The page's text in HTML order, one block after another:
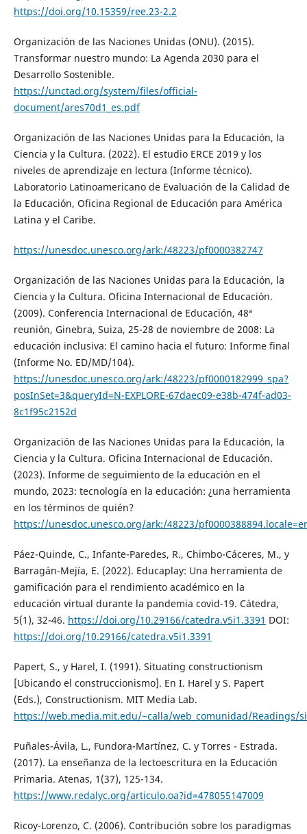
https://doi.org/10.15359/ree.23-2.2
Organización de las Naciones Unidas (ONU). (2015).
Transformar nuestro mundo: La Agenda 2030 para el
Desarrollo Sostenible.
https://unctad.org/system/files/official-
document/ares70d1_es.pdf
Organización de las Naciones Unidas para la Educación, la
Ciencia y la Cultura. (2022). El estudio ERCE 2019 y los
niveles de aprendizaje en lectura (Informe técnico).
Laboratorio Latinoamericano de Evaluación de la Calidad de
la Educación, Oficina Regional de Educación para América
Latina y el Caribe.
https://unesdoc.unesco.org/ark:/48223/pf0000382747
Organización de las Naciones Unidas para la Educación, la
Ciencia y la Cultura. Oficina Internacional de Educación.
(2009). Conferencia Internacional de Educación, 48ª
reunión, Ginebra, Suiza, 25-28 de noviembre de 2008: La
educación inclusiva: El camino hacia el futuro: Informe final
(Informe No. ED/MD/104).
https://unesdoc.unesco.org/ark:/48223/pf0000182999_spa?
posInSet=3&queryId=N-EXPLORE-67daec09-e38b-474f-ad03-
8c1f95c2152d
Organización de las Naciones Unidas para la Educación, la
Ciencia y la Cultura. Oficina Internacional de Educación.
(2023). Informe de seguimiento de la educación en el
mundo, 2023: tecnología en la educación: ¿una herramienta
en los términos de quién?
https://unesdoc.unesco.org/ark:/48223/
Páez-Quinde, C., Infante-Paredes, R., Chimbo-Cáceres, M., y
Barragán-Mejía, E. (2022). Educaplay: Una herramienta de
gamificación para el rendimiento académico en la
educación virtual durante la pandemia covid-19. Cátedra,
5(1), 32-46. https://doi.org/10.29166/catedra.v5i1.3391 DOI:
https://doi.org/10.29166/catedra.v5i1.3391
Papert, S., y Harel, I. (1991). Situating constructionism
[Ubicando el construccionismo]. En I. Harel y S. Papert
(Eds.), Constructionism. MIT Media Lab.
https://web.media.mit.edu/~calla/web_comunidad/Readings/
Puñales-Ávila, L., Fundora-Martínez, C. y Torres - Estrada.
(2017). La enseñanza de la lectoescritura en la Educación
Primaria. Atenas, 1(37), 125-134.
https://www.redalyc.org/articulo.oa?id=478055147009
Ricoy-Lorenzo, C. (2006). Contribución sobre los paradigmas